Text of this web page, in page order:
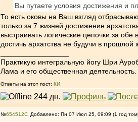
Вы путаете условия достижения и
То есть оковы на Ваш взгляд
только за 7 жизней достижение
выстраивать логические цепочки за
достичь архатства не будучи в
Практикую интегральную йогу Шри
Лама и его общественная деятельность.
Ответы на этот пост: КИ
№654512 Добавлено: Пн 07 Июл 25, 09:09 (1 год